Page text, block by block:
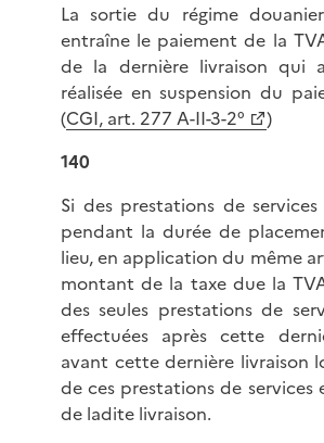
La sortie du régime
entraîne le paiement de la
de la dernière livraison qui
réalisée en suspension du
(CGI, art. 277 A-II-3-2°
)
140
Si des prestations de
pendant la durée de
lieu, en application du même
montant de la taxe due la
des seules prestations de
effectuées après cette
avant cette dernière livraison
de ces prestations de services
de ladite livraison.